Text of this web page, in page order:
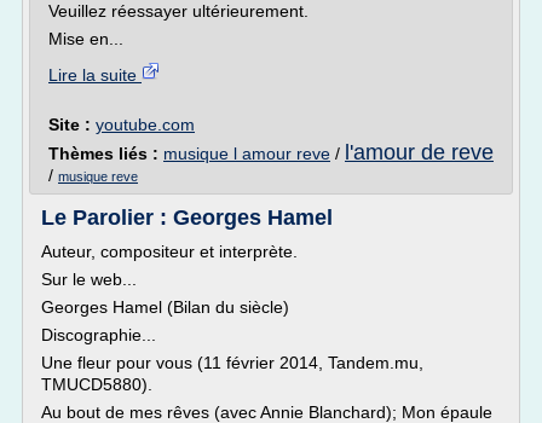
Veuillez réessayer ultérieurement.
Mise en...
Lire la suite
Site : youtube.com
Thèmes liés : musique l amour reve / l'amour de reve
/ musique reve
Le Parolier : Georges Hamel
Auteur, compositeur et interprète.
Sur le web...
Georges Hamel (Bilan du siècle)
Discographie...
Une fleur pour vous (11 février 2014, Tandem.mu,
TMUCD5880).
Au bout de mes rêves (avec Annie Blanchard); Mon épaule